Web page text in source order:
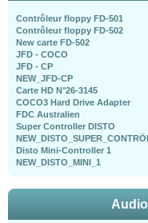
Contrôleur floppy FD-501
Contrôleur floppy FD-502
New carte FD-502
JFD - COCO
JFD - CP
NEW_JFD-CP
Carte HD N°26-3145
COCO3 Hard Drive Adapter
FDC Australien
Super Controller DISTO
Disto Mini-Controller 1
NEW_DISTO_MINI_1